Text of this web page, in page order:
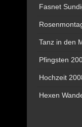
Fasnet
Tanz in den
Pfingsten
Hochzeit
Hexen